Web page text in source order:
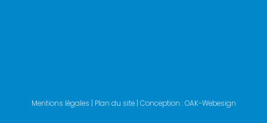
Mentions légales Plan du site| Conception :OAK-Webesign